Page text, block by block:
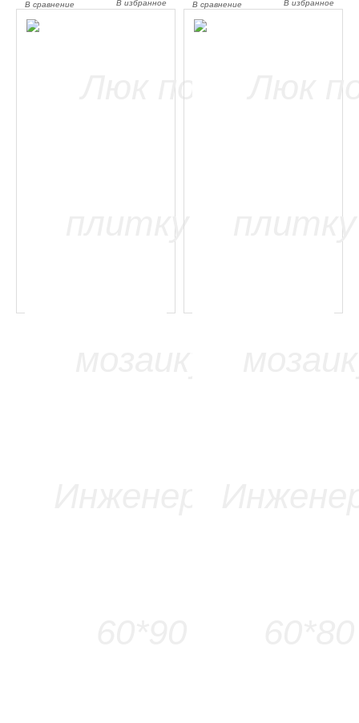
В избранное
В сравнение
В избранное
В сравнение